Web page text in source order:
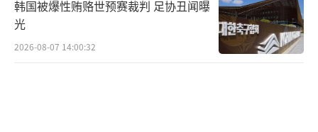
韩国被爆性贿赂世预赛裁判 足协丑闻曝
光
2026-08-07 14:00:32